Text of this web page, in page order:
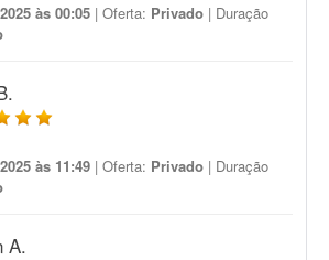
às 00:05 | Oferta: Privado | Duração
às 11:49 | Oferta: Privado | Duração
A.